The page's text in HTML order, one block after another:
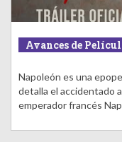
Avances de
Napoleón es una
detalla el accidentado
emperador francés